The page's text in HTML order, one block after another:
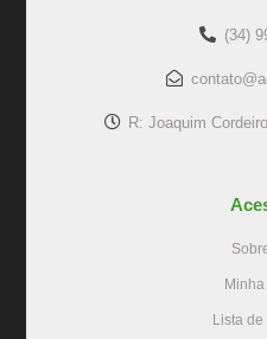
(34)
R: Joaquim
Lista